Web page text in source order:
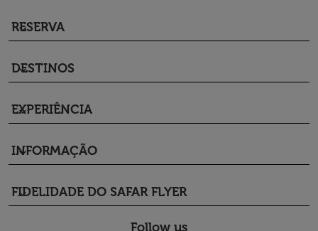
RESERVA
keyboard_arrow_down
DESTINOS
keyboard_arrow_down
EXPERIÊNCIA
keyboard_arrow_down
INFORMAÇÃO
keyboard_arrow_down
FIDELIDADE DO SAFAR FLYER
keyboard_arrow_down
Follow us